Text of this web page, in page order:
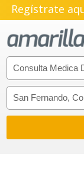
Regístrate